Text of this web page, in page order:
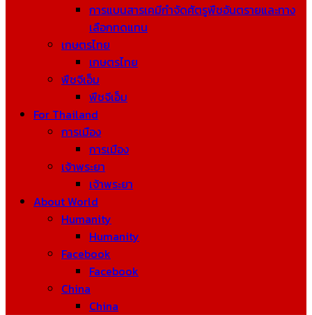
การแบนสารเคมีกำจัดศัตรูพืชอันตรายและทาง
เลือกทดแทน
เกษตรไทย
เกษตรไทย
พืชจีเอ็ม
พืชจีเอ็ม
For Thailand
การเมือง
การเมือง
เจ้าพระยา
เจ้าพระยา
About World
Humanity
Humanity
Facebook
Facebook
China
China